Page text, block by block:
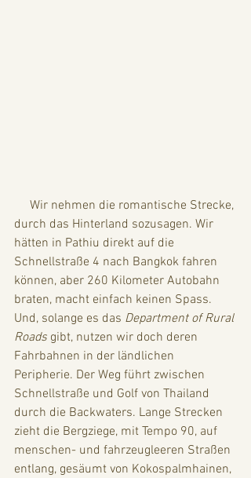
durch das Hinterland sozusagen. Wir
hätten in Pathiu direkt auf die
Schnellstraße 4 nach Bangkok fahren
können, aber 260 Kilometer Autobahn
braten, macht einfach keinen Spass.
Und, solange es das Department of Rural
Roads gibt, nutzen wir doch deren
Fahrbahnen in der ländlichen
Peripherie. Der Weg führt zwischen
Schnellstraße und Golf von Thailand
durch die Backwaters. Lange Strecken
zieht die Bergziege, mit Tempo 90, auf
menschen- und fahrzeugleeren Straßen
entlang, gesäumt von Kokospalmhainen,